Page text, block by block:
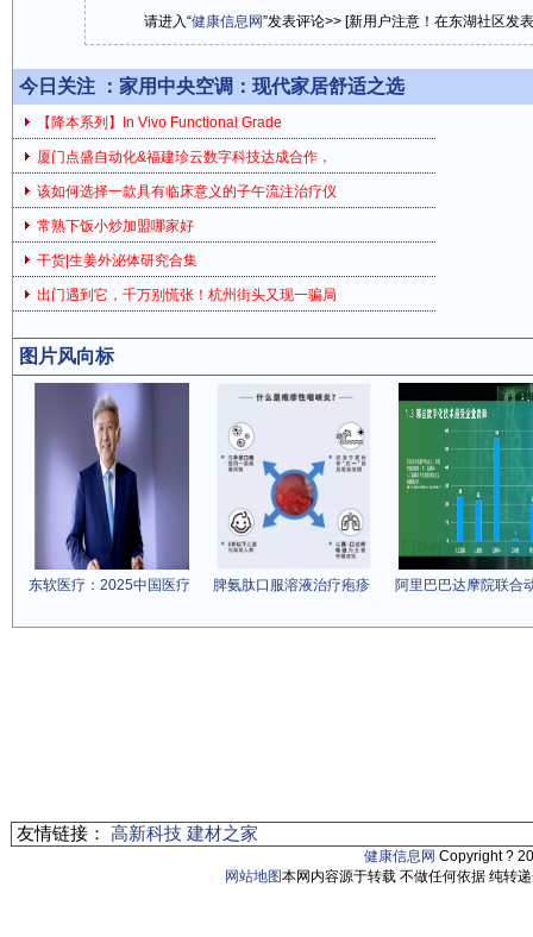
请进入“健康信息网”发表评论>> [新用户注意！在东湖社区发
今日关注 ： 家用中央空调：现代家居舒适之选
【降本系列】In Vivo Functional Grade
厦门点盛自动化&福建珍云数字科技达成合作，
该如何选择一款具有临床意义的子午流注治疗仪
常熟下饭小炒加盟哪家好
干货|生姜外泌体研究合集
出门遇到它，千万别慌张！杭州街头又现一骗局
图片风向标
东软医疗：2025中国医疗 脾氨肽口服溶液治疗疱疹 阿里巴巴达摩院联合
友情链接： 高新科技 建材之家
健康信息网 Copyright ?
网站地图本网内容源于转载 不做任何依据 纯转